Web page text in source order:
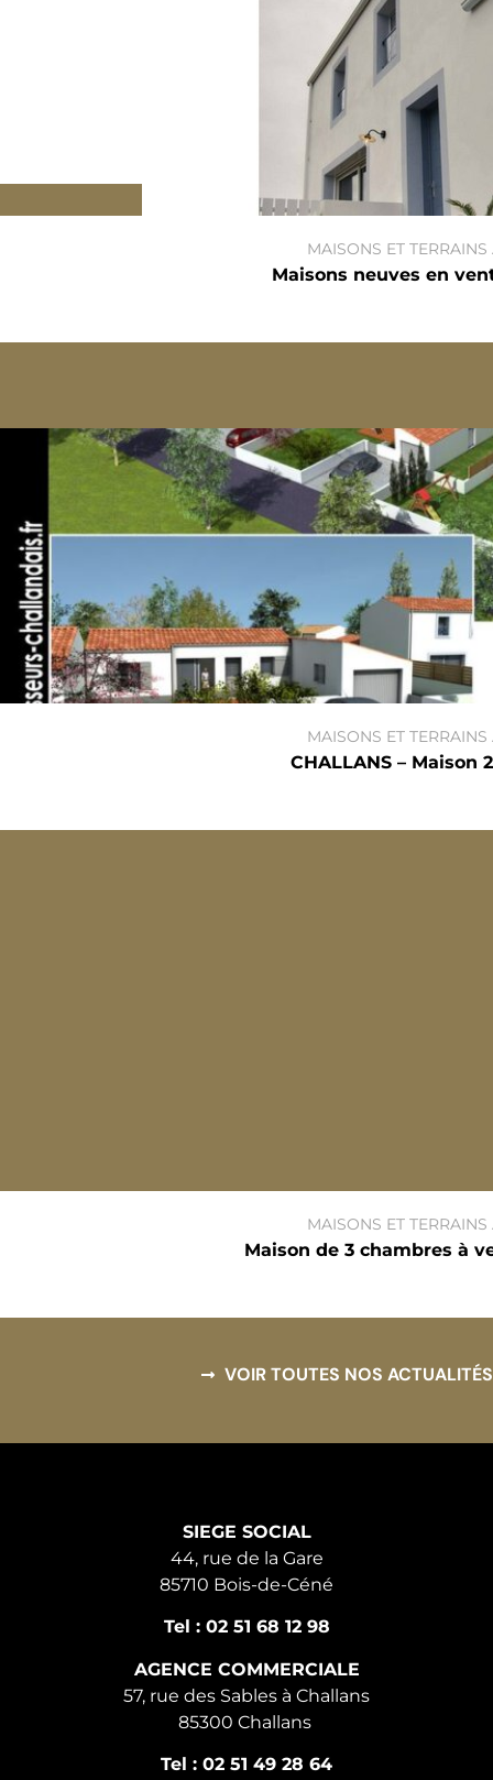
MAISONS ET
Maisons neuves en
MAISONS ET
CHALLANS – Maison
MAISONS ET
Maison de 3 chambres à
VOIR TOUTES NOS ACTUALITÉS
SIEGE SOCIAL
44, rue de la Gare
85710 Bois-de-Céné
Tel : 02 51 68 12 98
AGENCE COMMERCIALE
57, rue des Sables à Challans
85300 Challans
Tel : 02 51 49 28 64